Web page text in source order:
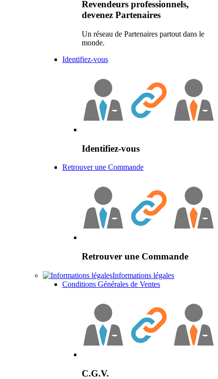
Revendeurs professionnels,
devenez Partenaires
Un réseau de Partenaires partout dans le
monde.
Identifiez-vous
Identifiez-vous
Retrouver une Commande
Retrouver une Commande
Informations légales
Conditions Générales de Ventes
C.G.V.